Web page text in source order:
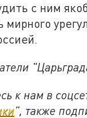
с ним
мирного
к нам в
", также